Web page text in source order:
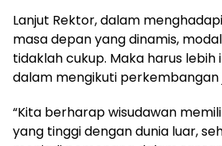
Lanjut Rektor, dalam
masa depan yang dinamis,
tidaklah cukup. Maka harus
dalam mengikuti perkembangan
“Kita berharap wisudawan
yang tinggi dengan dunia luar,